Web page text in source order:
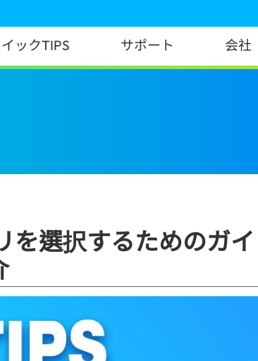
ックTIPS サポート 会社
クセサリを選択するためのガイド：4つ
を選択するためのガ